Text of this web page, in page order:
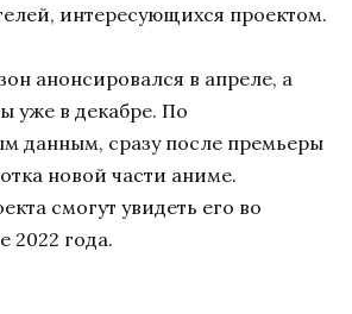
интересующихся проектом.
анонсировался в апреле, а
уже в декабре. По
данным, сразу после премьеры
новой части аниме.
смогут увидеть его во
2022 года.